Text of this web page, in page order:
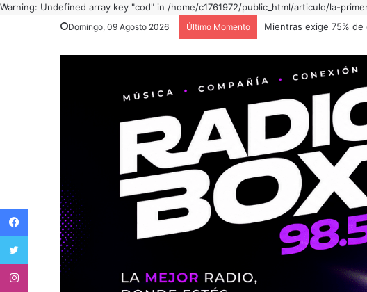
Warning: Undefined array key "cod" in /home/c1761972/public_html/articulo/la-
Domingo, 09 Agosto 2026 Último Momento
Facebook
Instagram